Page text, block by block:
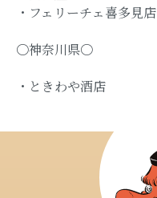
・フェリーチェ喜多見店
〇神奈川県〇
・ときわや酒店